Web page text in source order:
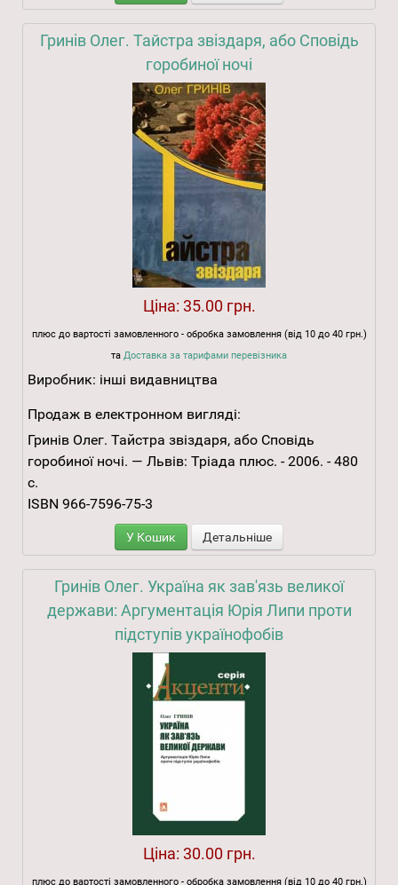
Гринів Олег. Тайстра звіздаря, або Сповідь
горобиної ночі
Ціна: 35.00 грн.
плюс до вартості замовленного - обробка замовлення (від 10 до 40 грн.)
та Доставка за тарифами перевізника
Виробник: інші видавництва
Продаж в електронном вигляді:
Гринів Олег. Тайстра звіздаря, або Сповідь
горобиної ночі. — Львів: Тріада плюс. - 2006. - 480
с.
ISBN 966-7596-75-3
У Кошик Детальніше
Гринів Олег. Україна як зав'язь великої
держави: Аргументація Юрія Липи проти
підступів українофобів
Ціна: 30.00 грн.
плюс до вартості замовленного - обробка замовлення (від 10 до 40 грн.)